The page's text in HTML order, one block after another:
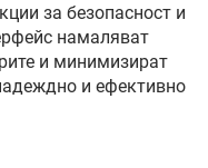
за безопасност и
намаляват
и минимизират
и ефективно